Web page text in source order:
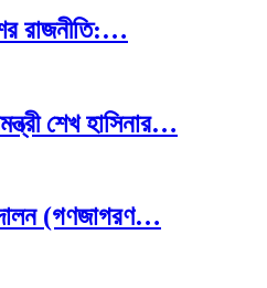
ডলারের…
বাংলাদেশ,…
উৎসবে…
রাজনীতি:…
শেখ হাসিনার…
(গণজাগরণ…